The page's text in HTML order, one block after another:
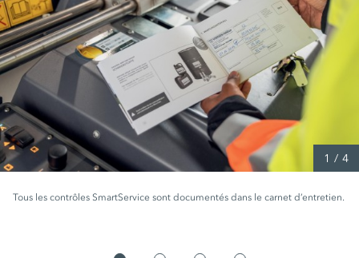
Tous les contrôles SmartService sont documentés dans le carnet d’entretien.
1 / 4